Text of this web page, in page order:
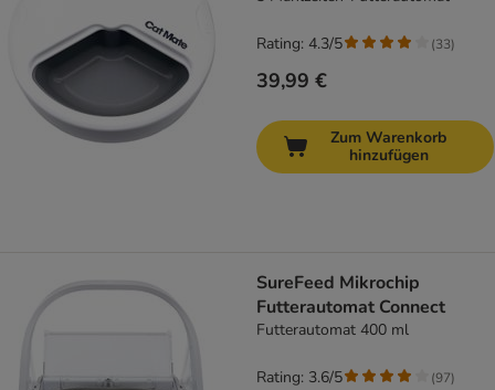
39,99 €
Rating: 4.3/5 (33)
Zum Warenkorb
hinzufügen
SureFeed Mikrochip
Futterautomat Connect
Futterautomat 400 ml
Rating: 3.6/5 (97)